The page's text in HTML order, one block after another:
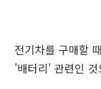
전기차를 구매할
'배터리' 관련인